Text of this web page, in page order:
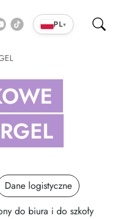
PL▾
Dane logistyczne
do biura i do szkoły